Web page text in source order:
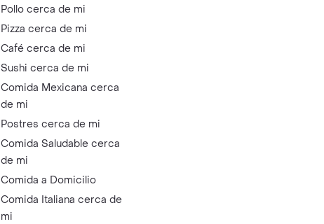
Pollo cerca de mi
Pizza cerca de mi
Café cerca de mi
Sushi cerca de mi
Comida Mexicana cerca
de mi
Postres cerca de mi
Comida Saludable cerca
de mi
Comida a Domicilio
Comida Italiana cerca de
mi